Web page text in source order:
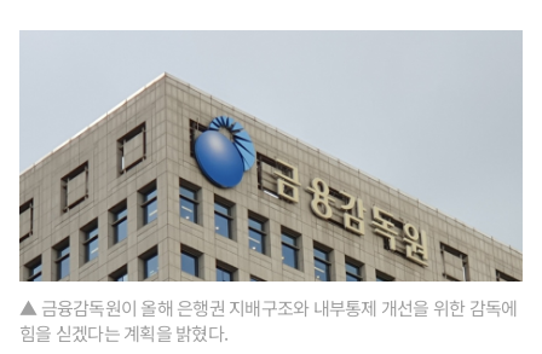
▲ 금융감독원이 올해 은행권 지배구조와 내부통제 개선을 위한 감독에
힘을 싣겠다는 계획을 밝혔다.